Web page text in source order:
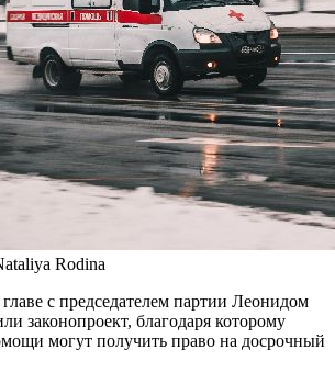
Rodina
с председателем партии Леонидом
законопроект, благодаря которому
могут получить право на досрочный